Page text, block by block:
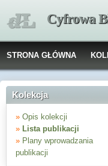
Cyfrowa
STRONA GŁÓWNA
Kolekcja
» Opis kolekcji
» Lista publikacji
» Plany wprowadzania
publikacji